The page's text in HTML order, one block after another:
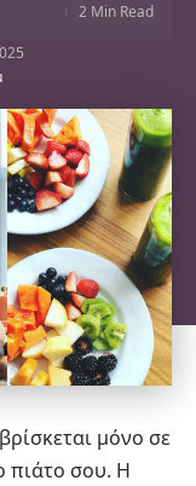
2 Min Read
μόνο σε
πιάτο σου. Η